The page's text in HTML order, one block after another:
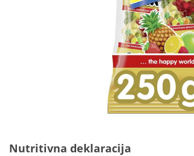
Nutritivna deklaracija